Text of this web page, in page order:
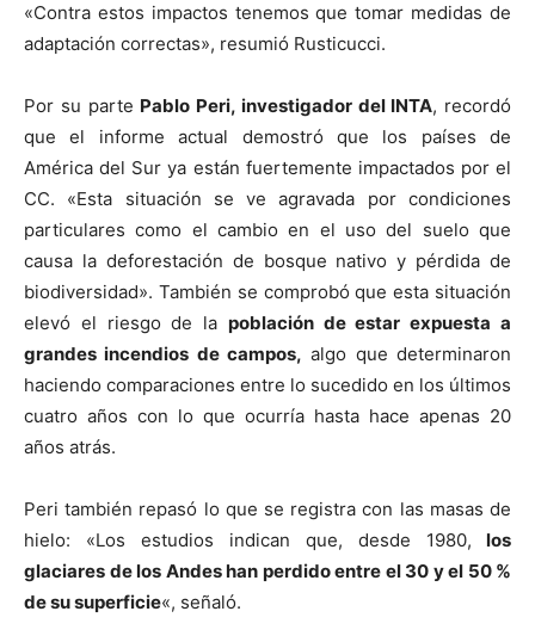
«Contra estos impactos tenemos que tomar medidas de
adaptación correctas», resumió Rusticucci.
Por su parte Pablo Peri, investigador del INTA, recordó
que el informe actual demostró que los países de
América del Sur ya están fuertemente impactados por el
CC. «Esta situación se ve agravada por condiciones
particulares como el cambio en el uso del suelo que
causa la deforestación de bosque nativo y pérdida de
biodiversidad». También se comprobó que esta situación
elevó el riesgo de la población de estar expuesta a
grandes incendios de campos, algo que determinaron
haciendo comparaciones entre lo sucedido en los últimos
cuatro años con lo que ocurría hasta hace apenas 20
años atrás.
Peri también repasó lo que se registra con las masas de
hielo: «Los estudios indican que, desde 1980, los
glaciares de los Andes han perdido entre el 30 y el 50 %
de su superficie«, señaló.